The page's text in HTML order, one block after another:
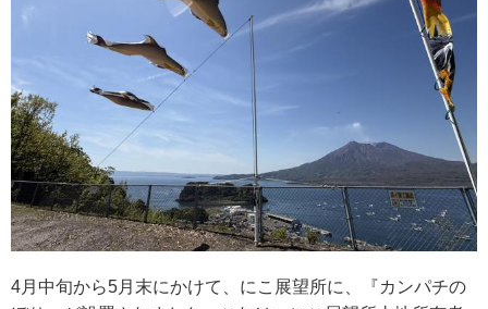
4月中旬から5月末にかけて、にこ展望所に、『カンパチの